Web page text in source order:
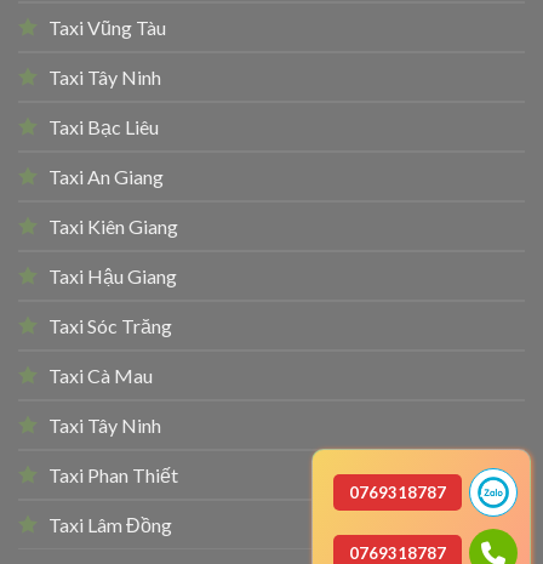
Taxi Vũng Tàu
Taxi Tây Ninh
Taxi Bạc Liêu
Taxi An Giang
Taxi Kiên Giang
Taxi Hậu Giang
Taxi Sóc Trăng
Taxi Cà Mau
Taxi Tây Ninh
Taxi Phan Thiết
Taxi Lâm Đồng
0769318787
0769318787